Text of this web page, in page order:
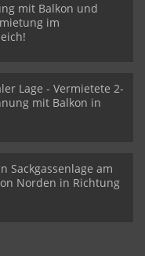
mit Balkon und
im
Lage - Vermietete 2-
mit Balkon in
Sackgassenlage am
Norden in Richtung